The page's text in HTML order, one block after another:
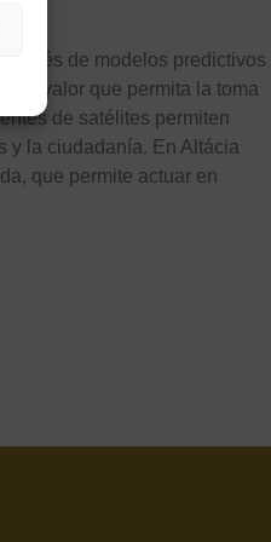
a través de modelos predictivos
de valor que permita la toma
de satélites permiten
y la ciudadanía. En Altácia
que permite actuar en